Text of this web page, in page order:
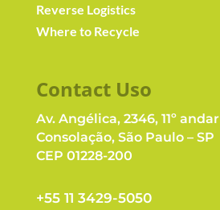
Reverse Logistics
Where to Recycle
Contact Uso
Av. Angélica, 2346, 11º andar
Consolação, São Paulo – SP
CEP 01228-200
+55 11 3429-5050